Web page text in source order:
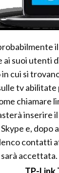
ai suoi utenti
in cui si
tv abilitate
chiamare
inserire
e,
contatti
accettata.